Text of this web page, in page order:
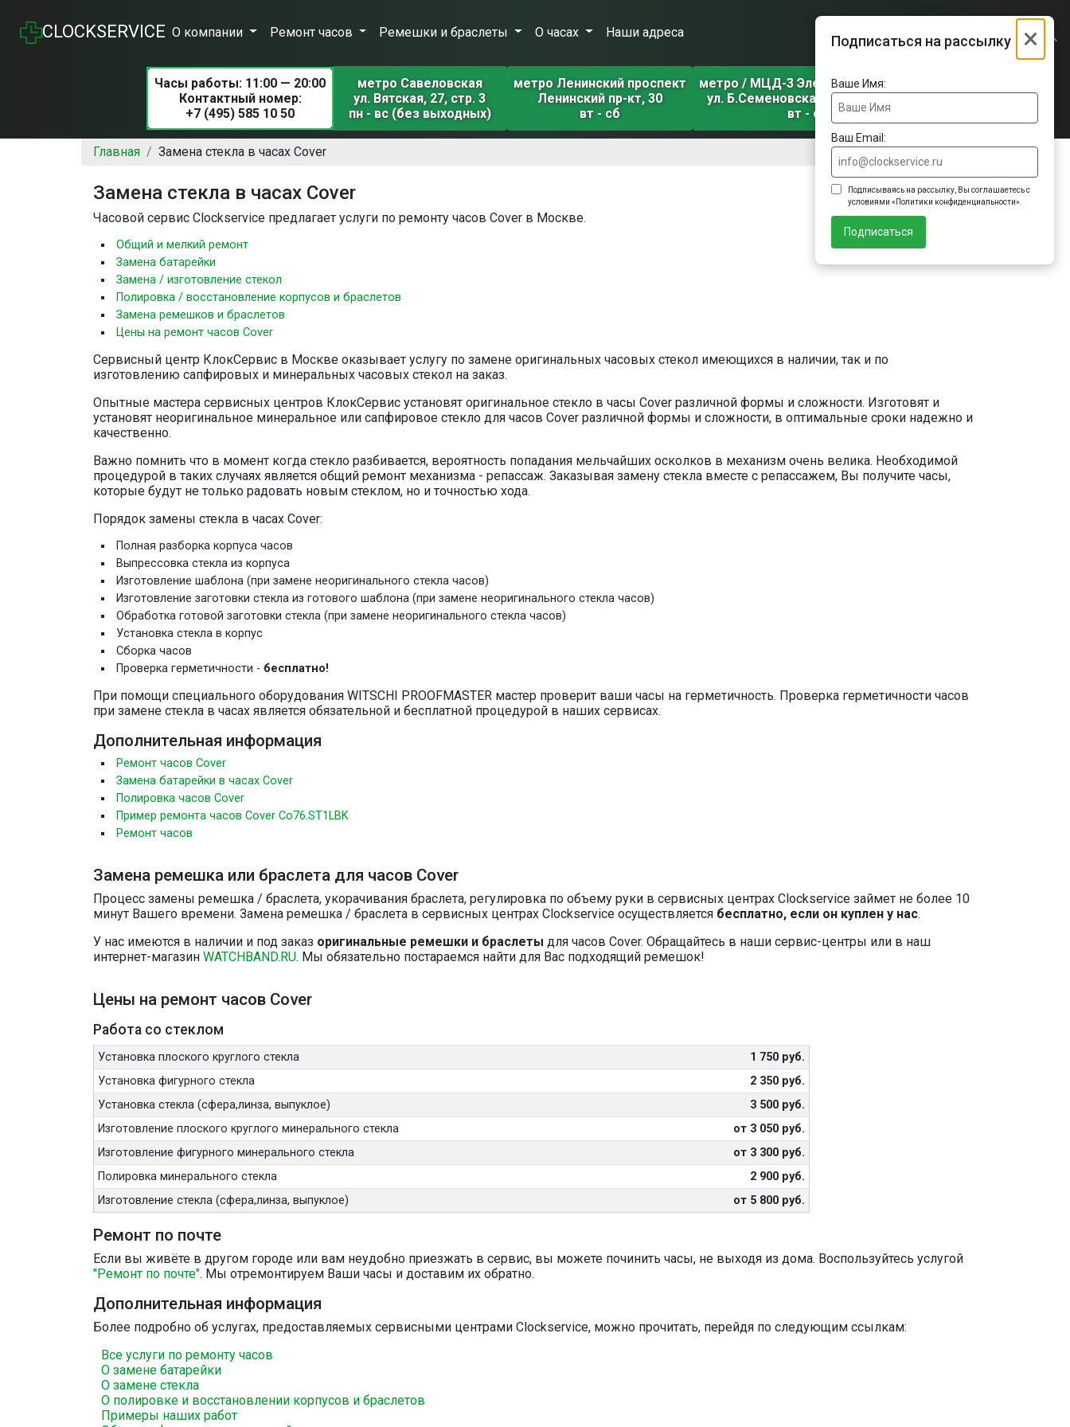
CLOCKSERVICE О компании Ремонт часов Ремешки и браслеты О часах Наши адреса
Часы работы: 11:00 — 20:00
Контактный номер:
+7 (495) 585 10 50
метро Савеловская
ул. Вятская, 27, стр. 3
пн - вс (без выходных)
метро Ленинский проспект
Ленинский пр-кт, 30
вт - сб
метро / МЦД-3 Электрозаводская
ул. Б.Семеновская, д. 31, корп. 1
вт - сб
Главная Замена стекла в часах Cover
×
Подписаться на рассылку
Ваше Имя:
Ваш Email:
Подписываясь на рассылку, Вы соглашаетесь с
условиями «Политики конфиденциальности».
Подписаться
Замена стекла в часах Cover
Часовой сервис Clockservice предлагает услуги по ремонту часов Cover в Москве.
Общий и мелкий ремонт
Замена батарейки
Замена / изготовление стекол
Полировка / восстановление корпусов и браслетов
Замена ремешков и браслетов
Цены на ремонт часов Cover
Сервисный центр КлокСервис в Москве оказывает услугу по замене оригинальных часовых стекол имеющихся в наличии, так и по
изготовлению сапфировых и минеральных часовых стекол на заказ.
Опытные мастера сервисных центров КлокСервис установят оригинальное стекло в часы Cover различной формы и сложности. Изготовят и
установят неоригинальное минеральное или сапфировое стекло для часов Cover различной формы и сложности, в оптимальные сроки надежно и
качественно.
Важно помнить что в момент когда стекло разбивается, вероятность попадания мельчайших осколков в механизм очень велика. Необходимой
процедурой в таких случаях является общий ремонт механизма - репассаж. Заказывая замену стекла вместе с репассажем, Вы получите часы,
которые будут не только радовать новым стеклом, но и точностью хода.
Порядок замены стекла в часах Cover:
Полная разборка корпуса часов
Выпрессовка стекла из корпуса
Изготовление шаблона (при замене неоригинального стекла часов)
Изготовление заготовки стекла из готового шаблона (при замене неоригинального стекла часов)
Обработка готовой заготовки стекла (при замене неоригинального стекла часов)
Установка стекла в корпус
Сборка часов
Проверка герметичности - бесплатно!
При помощи специального оборудования WITSCHI PROOFMASTER мастер проверит ваши часы на герметичность. Проверка герметичности часов
при замене стекла в часах является обязательной и бесплатной процедурой в наших сервисах.
Дополнительная информация
Ремонт часов Cover
Замена батарейки в часах Cover
Полировка часов Cover
Пример ремонта часов Cover Co76.ST1LBK
Ремонт часов
Замена ремешка или браслета для часов Cover
Процесс замены ремешка / браслета, укорачивания браслета, регулировка по объему руки в сервисных центрах Clockservice займет не более 10
минут Вашего времени. Замена ремешка / браслета в сервисных центрах Clockservice осуществляется бесплатно, если он куплен у нас.
У нас имеются в наличии и под заказ оригинальные ремешки и браслеты для часов Cover. Обращайтесь в наши сервис-центры или в наш
интернет-магазин WATCHBAND.RU. Мы обязательно постараемся найти для Вас подходящий ремешок!
Цены на ремонт часов Cover
Работа со стеклом
Установка плоского круглого стекла
1 750 руб.
Установка фигурного стекла
2 350 руб.
Установка стекла (сфера,линза, выпуклое)
3 500 руб.
Изготовление плоского круглого минерального стекла
от 3 050 руб.
Изготовление фигурного минерального стекла
от 3 300 руб.
Полировка минерального стекла
2 900 руб.
Изготовление стекла (сфера,линза, выпуклое)
от 5 800 руб.
Ремонт по почте
Если вы живёте в другом городе или вам неудобно приезжать в сервис, вы можете починить часы, не выходя из дома. Воспользуйтесь услугой
"Ремонт по почте". Мы отремонтируем Ваши часы и доставим их обратно.
Дополнительная информация
Более подробно об услугах, предоставляемых сервисными центрами Clockservice, можно прочитать, перейдя по следующим ссылкам:
Все услуги по ремонту часов
О замене батарейки
О замене стекла
О полировке и восстановлении корпусов и браслетов
Примеры наших работ